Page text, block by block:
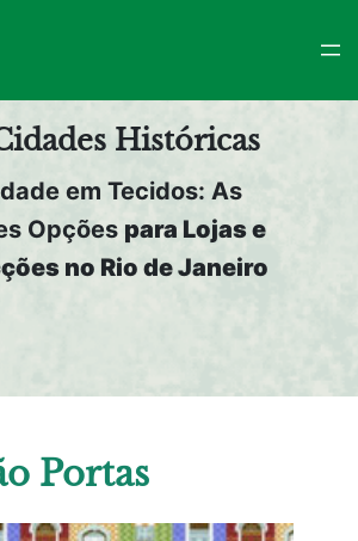
Históricas
em Tecidos: As
Opções para Lojas e
no Rio de Janeiro
Portas